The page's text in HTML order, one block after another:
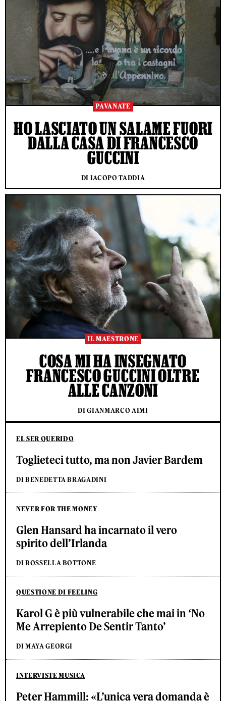
EL SER QUERIDO
Toglieteci tutto, ma non Javier Bardem
DI BENEDETTA BRAGADINI
NEVER FOR THE MONEY
Glen Hansard ha incarnato il vero
spirito dell’Irlanda
DI ROSSELLA BOTTONE
QUESTIONE DI FEELING
Karol G è più vulnerabile che mai in ‘No
Me Arrepiento De Sentir Tanto’
DI MAYA GEORGI
INTERVISTE MUSICA
Peter Hammill: «L’unica vera domanda è
PAVANATE
HO LASCIATO UN SALAME FUORI
DALLA CASA DI FRANCESCO
GUCCINI
DI IACOPO TADDIA
IL MAESTRONE
COSA MI HA INSEGNATO
FRANCESCO GUCCINI OLTRE
ALLE CANZONI
DI GIANMARCO AIMI